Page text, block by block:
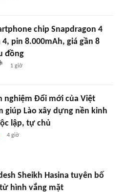
chip Snapdragon 4
4, pin 8.000mAh, giá gần 8
đồng
1 giờ
nghiệm Đổi mới của Việt
giúp Lào xây dựng nền kinh
lập, tự chủ
4 giờ
Sheikh Hasina tuyên bố
hình vắng mặt